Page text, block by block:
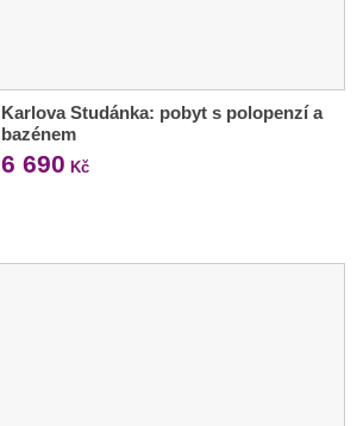
Karlova Studánka: pobyt s polopenzí a
bazénem
6 690 Kč